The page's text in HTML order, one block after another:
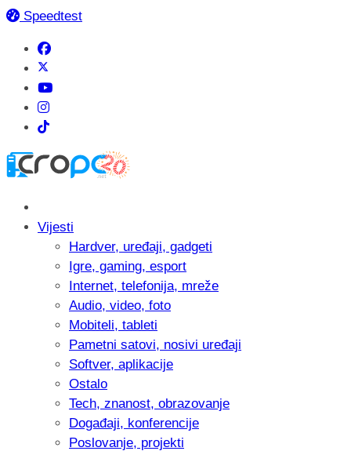
Speedtest
Vijesti
Hardver, uređaji, gadgeti
Igre, gaming, esport
Internet, telefonija, mreže
Audio, video, foto
Mobiteli, tableti
Pametni satovi, nosivi uređaji
Softver, aplikacije
Ostalo
Tech, znanost, obrazovanje
Događaji, konferencije
Poslovanje, projekti